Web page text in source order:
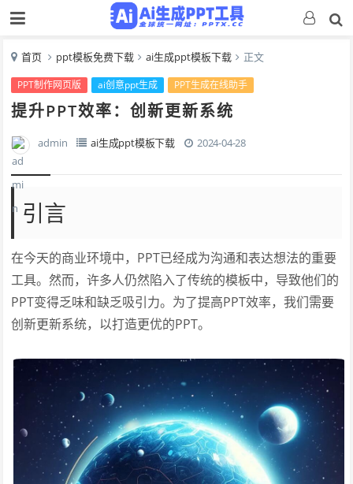
首页 ppt模板免费下载 ai生成ppt模板下载 正文
PPT制作网页版 ai创意ppt生成 PPT生成在线助手
提升PPT效率：创新更新系统
admin ai生成ppt模板下载 2024-04-28
引言
在今天的商业环境中，PPT已经成为沟通和表达想法的重要
工具。然而，许多人仍然陷入了传统的模板中，导致他们的
PPT变得乏味和缺乏吸引力。为了提高PPT效率，我们需要
创新更新系统，以打造更优的PPT。